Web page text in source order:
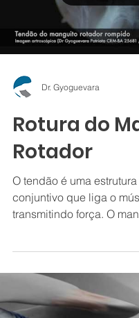
Dr. Gyoguevara
Rotura do
Rotador
O tendão é uma
conjuntivo que liga o
transmitindo força. O